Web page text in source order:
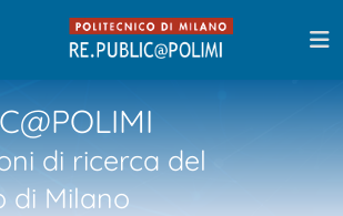
di ricerca del
di Milano